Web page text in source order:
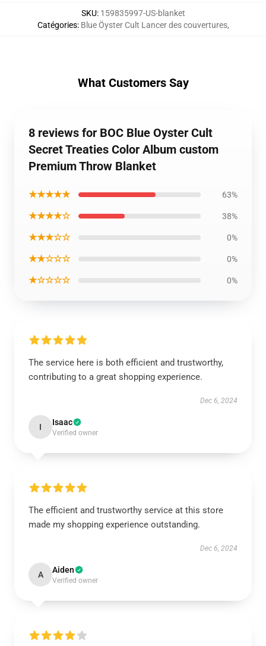
SKU: 159835997-US-blanket
Catégories: Blue Öyster Cult Lancer des couvertures,
What Customers Say
8 reviews for BOC Blue Oyster Cult
Secret Treaties Color Album custom
Premium Throw Blanket
★★★★★ 63%
★★★★☆ 38%
★★★☆☆ 0%
★★☆☆☆ 0%
★☆☆☆☆ 0%
The service here is both efficient and trustworthy,
contributing to a great shopping experience.
Dec 6, 2024
I Isaac
Verified owner
The efficient and trustworthy service at this store
made my shopping experience outstanding.
Dec 6, 2024
A Aiden
Verified owner